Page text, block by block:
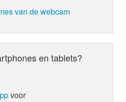
van de webcam
en tablets?
voor